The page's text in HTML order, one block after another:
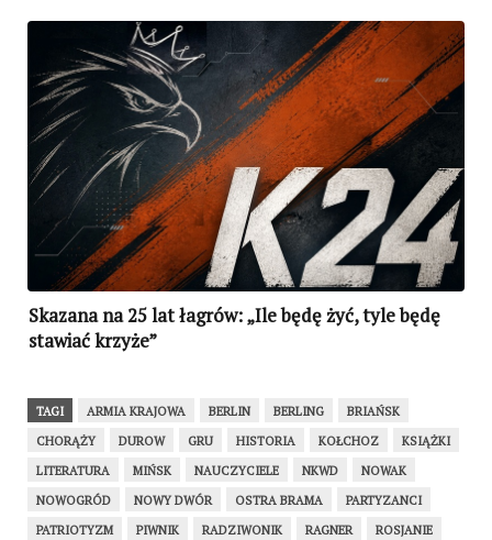
Skazana na 25 lat łagrów: „Ile będę żyć, tyle będę
stawiać krzyże”
TAGI ARMIA KRAJOWA BERLIN BERLING
BRIAŃSK
CHORĄŻY
DUROW GRU HISTORIA KOŁCHOZ
KSIĄŻKI
LITERATURA
MIŃSK NAUCZYCIELE NKWD
NOWAK
NOWOGRÓD
NOWY DWÓR OSTRA BRAMA
PARTYZANCI
PATRIOTYZM
PIWNIK RADZIWONIK RAGNER
ROSJANIE